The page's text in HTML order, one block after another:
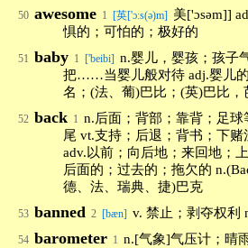
50 awesome 1 [英['ɔːs(ə)m] 美['ɔsəm]]
惧的；可怕的；极好的
51 baby 1 ['beibi] n.婴儿，婴孩；孩子
把……当婴儿般对待 adj.婴儿的
名；(法、葡)巴比；(英)巴比，
52 back 1 n.后面；背部；靠背；足
尾 vt.支持；后退；背书；下
adv.以前；向后地；来回地；
后面的；过去的；拖欠的
德、法、瑞典、捷)巴克
53 banned 2 [bæn] v. 禁止；剥夺权利
54 barometer 1 n.[气象]气压计；晴